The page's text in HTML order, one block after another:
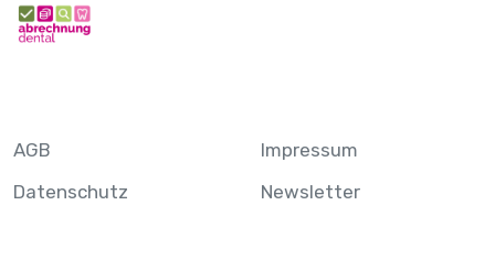
AGB
Datenschutz
Impressum
Newsletter